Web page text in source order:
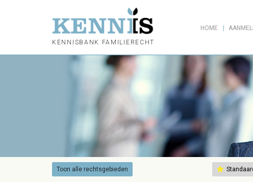
KENNISBANK FAMILIERECHT
HOME
Toon alle rechtsgebieden